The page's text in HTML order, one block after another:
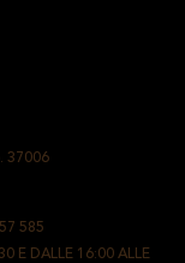
37006
585
E DALLE 16:00 ALLE